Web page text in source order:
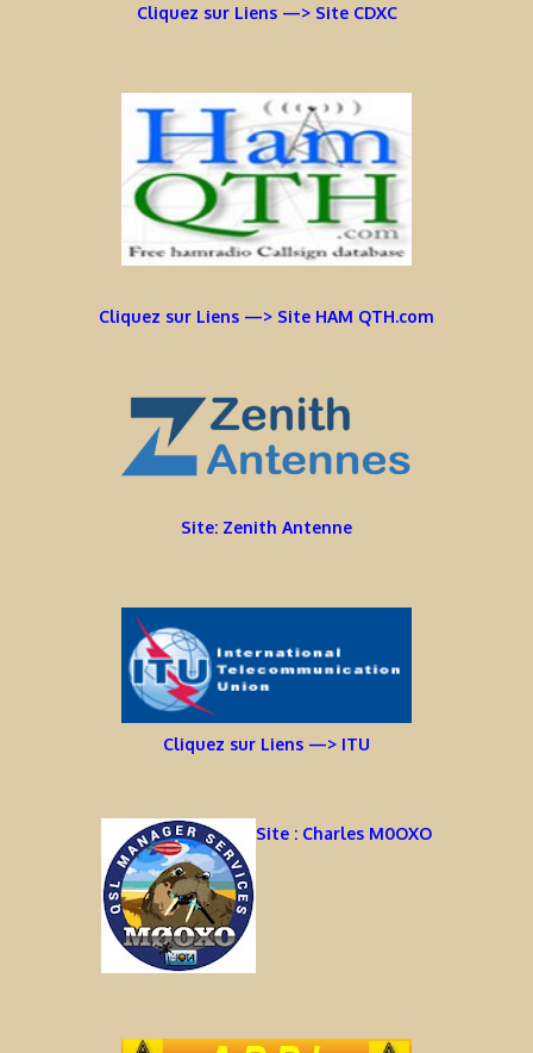
Cliquez sur Liens —> Site CDXC
Cliquez sur Liens —> Site HAM QTH.com
Site: Zenith Antenne
Cliquez sur Liens —> ITU
Site : Charles M0OXO